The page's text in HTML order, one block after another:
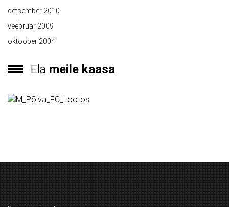
detsember 2010
veebruar 2009
oktoober 2004
Ela meile kaasa